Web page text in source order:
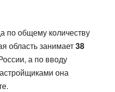
по общему количеству
область занимает38
а по вводу
она